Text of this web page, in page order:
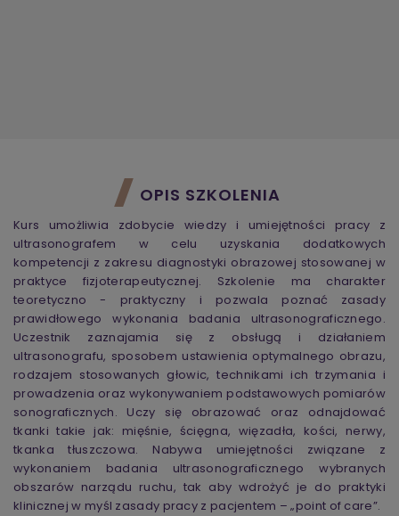
OPIS SZKOLENIA
Kurs umożliwia zdobycie wiedzy i umiejętności pracy z
ultrasonografem w celu uzyskania dodatkowych
kompetencji z zakresu diagnostyki obrazowej stosowanej w
praktyce fizjoterapeutycznej. Szkolenie ma charakter
teoretyczno - praktyczny i pozwala poznać zasady
prawidłowego wykonania badania ultrasonograficznego.
Uczestnik zaznajamia się z obsługą i działaniem
ultrasonografu, sposobem ustawienia optymalnego obrazu,
rodzajem stosowanych głowic, technikami ich trzymania i
prowadzenia oraz wykonywaniem podstawowych pomiarów
sonograficznych. Uczy się obrazować oraz odnajdować
tkanki takie jak: mięśnie, ścięgna, więzadła, kości, nerwy,
tkanka tłuszczowa. Nabywa umiejętności związane z
wykonaniem badania ultrasonograficznego wybranych
obszarów narządu ruchu, tak aby wdrożyć je do praktyki
klinicznej w myśl zasady pracy z pacjentem – „point of care”.